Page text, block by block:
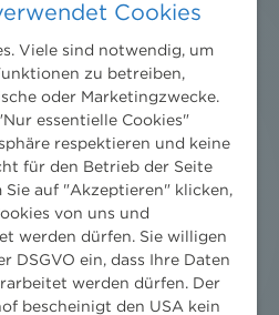
Cookies
Viele sind notwendig, um
zu betreiben,
oder Marketingzwecke.
essentielle Cookies"
respektieren und keine
für den Betrieb der Seite
auf "Akzeptieren" klicken,
von uns und
werden dürfen. Sie willigen
DSGVO ein, dass Ihre Daten
werden dürfen. Der
bescheinigt den USA kein